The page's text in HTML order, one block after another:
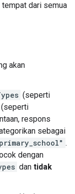
dari semua
akan
(seperti
(seperti
respons
sebagai
.
dengan
dan tidak